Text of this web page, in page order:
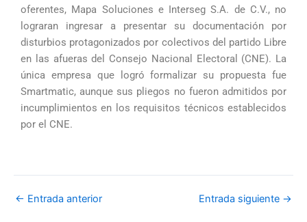
oferentes, Mapa Soluciones e Interseg S.A. de C.V., no
lograran ingresar a presentar su documentación por
disturbios protagonizados por colectivos del partido Libre
en las afueras del Consejo Nacional Electoral (CNE). La
única empresa que logró formalizar su propuesta fue
Smartmatic, aunque sus pliegos no fueron admitidos por
incumplimientos en los requisitos técnicos establecidos
por el CNE.
← Entrada anterior Entrada siguiente →